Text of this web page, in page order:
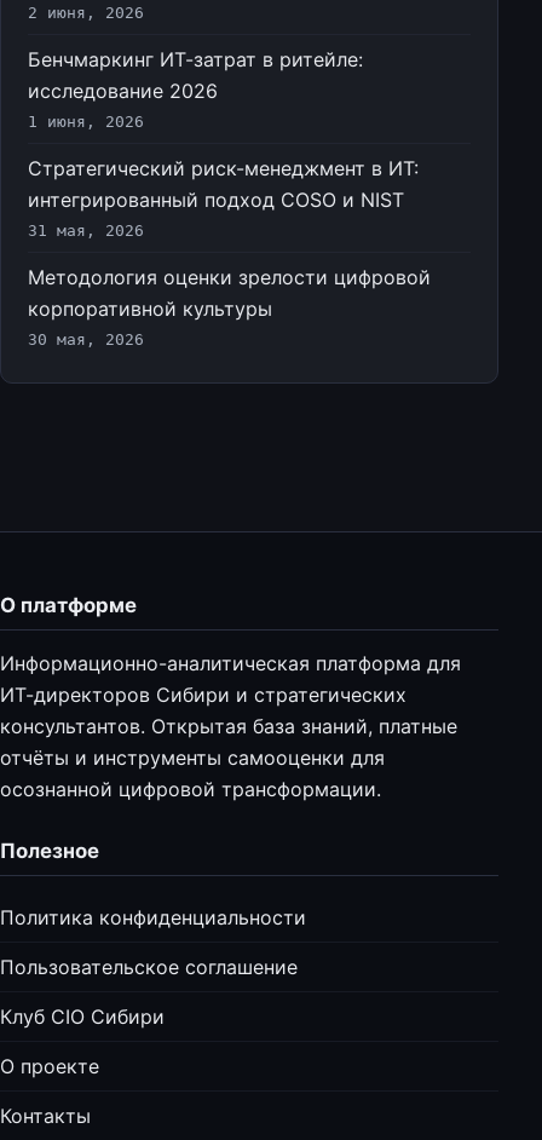
2 июня, 2026
Бенчмаркинг ИТ-затрат в ритейле:
исследование 2026
1 июня, 2026
Стратегический риск-менеджмент в ИТ:
интегрированный подход COSO и NIST
31 мая, 2026
Методология оценки зрелости цифровой
корпоративной культуры
30 мая, 2026
О платформе
Информационно-аналитическая платформа для
ИТ-директоров Сибири и стратегических
консультантов. Открытая база знаний, платные
отчёты и инструменты самооценки для
осознанной цифровой трансформации.
Полезное
Политика конфиденциальности
Пользовательское соглашение
Клуб CIO Сибири
О проекте
Контакты